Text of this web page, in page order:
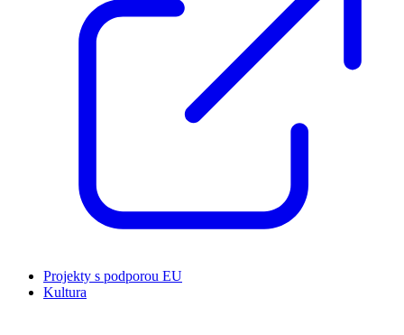
Projekty s podporou EU
Kultura